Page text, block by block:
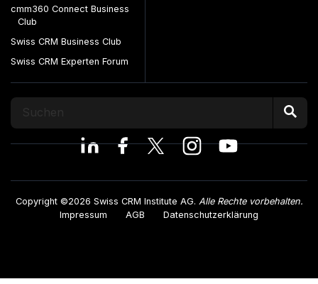
cmm360 Connect Business
Club
Swiss CRM Business Club
Swiss CRM Experten Forum
Copyright ©2026 Swiss CRM Institute AG. Alle Rechte vorbehalten.
Impressum
AGB Datenschutzerklärung